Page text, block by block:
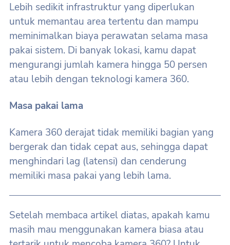
Lebih sedikit infrastruktur yang diperlukan
untuk memantau area tertentu dan mampu
meminimalkan biaya perawatan selama masa
pakai sistem. Di banyak lokasi, kamu dapat
mengurangi jumlah kamera hingga 50 persen
atau lebih dengan teknologi kamera 360.
Masa pakai lama
Kamera 360 ​​derajat tidak memiliki bagian yang
bergerak dan tidak cepat aus, sehingga dapat
menghindari lag (latensi) dan cenderung
memiliki masa pakai yang lebih lama.
Setelah membaca artikel diatas, apakah kamu
masih mau menggunakan kamera biasa atau